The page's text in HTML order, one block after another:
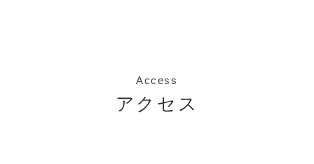
Access
アクセス